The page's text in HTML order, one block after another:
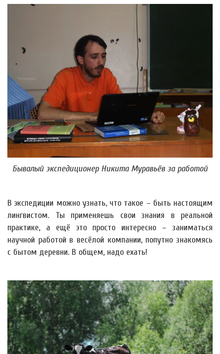
Бывалый экспедиционер Никита Муравьёв за работой
В экспедиции можно узнать, что такое – быть настоящим
лингвистом. Ты применяешь свои знания в реальной
практике, а ещё это просто интересно – заниматься
научной работой в весёлой компании, попутно знакомясь
с бытом деревни. В общем, надо ехать!